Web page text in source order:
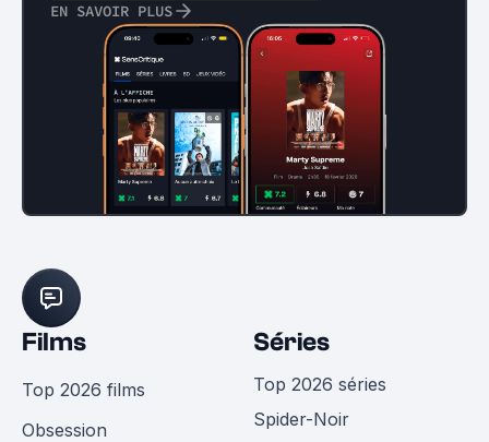
EN SAVOIR PLUS
Films
Top 2026 films
Obsession
Séries
Top 2026 séries
Spider-Noir